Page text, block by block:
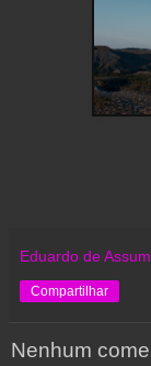
Eduardo de
Compartilhar
Nenhum